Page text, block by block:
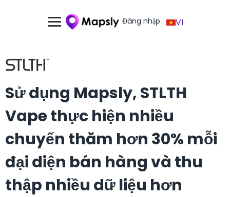
Đăng nhập VI
Sử dụng Mapsly, STLTH
Vape thực hiện nhiều
chuyến thăm hơn 30% mỗi
đại diện bán hàng và thu
thập nhiều dữ liệu hơn